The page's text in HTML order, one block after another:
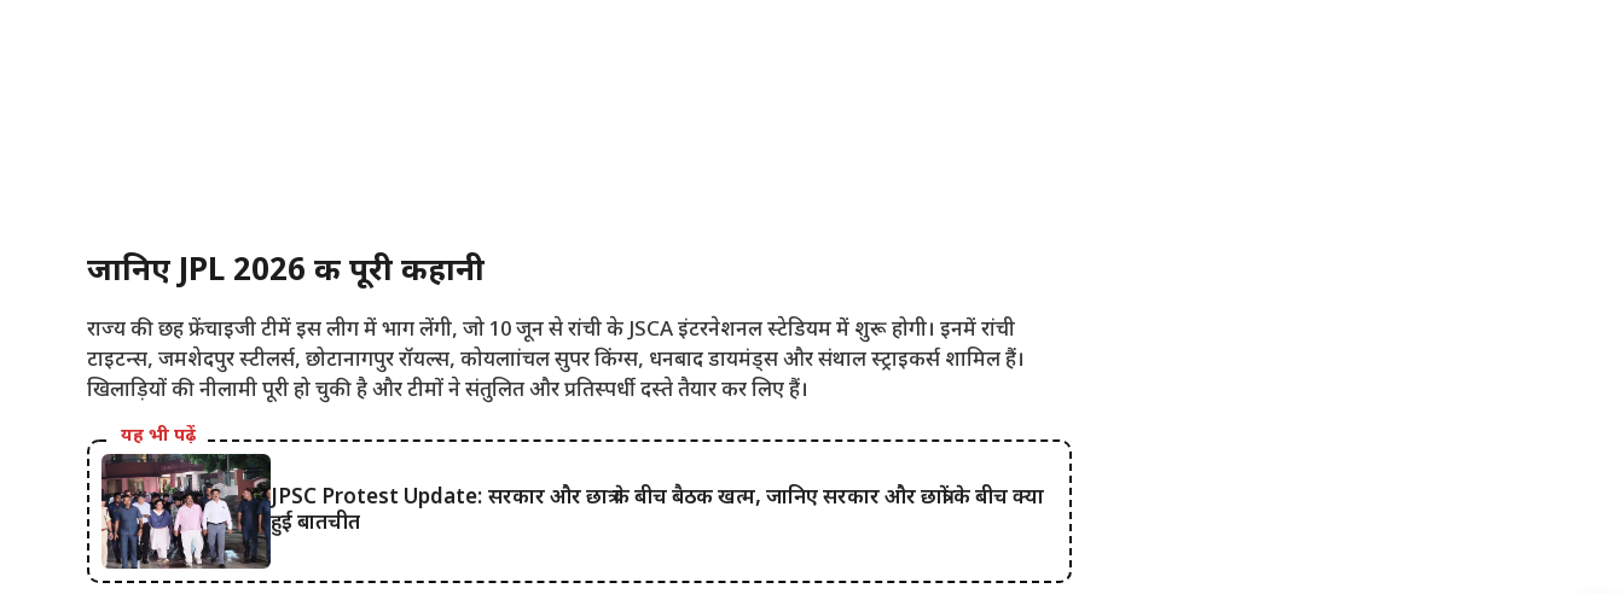
जानिए JPL 2026 की पूरी कहानी
राज्य की छह फ्रेंचाइजी टीमें इस लीग में भाग लेंगी, जो 10 जून से रांची के JSCA इंटरनेशनल स्टेडियम में शुरू होगी। इनमें रांची
टाइटन्स, जमशेदपुर स्टीलर्स, छोटानागपुर रॉयल्स, कोयलाांचल सुपर किंग्स, धनबाद डायमंड्स और संथाल स्ट्राइकर्स शामिल हैं।
खिलाड़ियों की नीलामी पूरी हो चुकी है और टीमों ने संतुलित और प्रतिस्पर्धी दस्ते तैयार कर लिए हैं।
यह भी पढ़ें
JPSC Protest Update: सरकार और छात्र के बीच बैठक खत्म, जानिए सरकार और छात्रों के बीच क्या
हुई बातचीत